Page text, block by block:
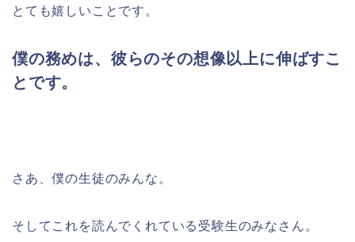
とても嬉しいことです。
僕の務めは、彼らのその想像以上に伸ばすこ
とです。
さあ、僕の生徒のみんな。
そしてこれを読んでくれている受験生のみなさん。